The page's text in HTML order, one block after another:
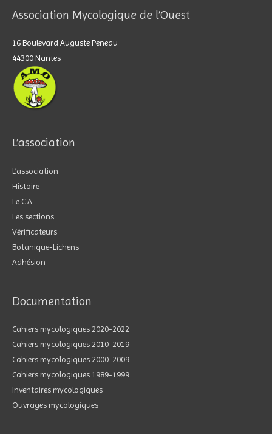
Association Mycologique de l’Ouest
16 Boulevard Auguste Peneau
44300 Nantes
L’association
L’association
Histoire
Le C.A.
Les sections
Vérificateurs
Botanique-Lichens
Adhésion
Documentation
Cahiers mycologiques 2020-2022
Cahiers mycologiques 2010-2019
Cahiers mycologiques 2000-2009
Cahiers mycologiques 1989-1999
Inventaires mycologiques
Ouvrages mycologiques